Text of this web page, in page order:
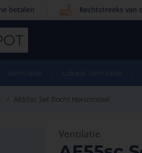
betalen Rechtstreeks van
Ventilatie Lokale Ventilatie
AE55sc Set Bocht Horizontaal
Ventilatie